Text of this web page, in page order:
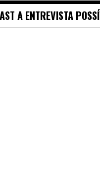
A ENTREVISTA